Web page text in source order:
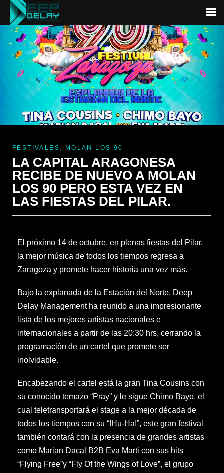
FESTIVALES , MOLAN LOS 90
LA CAPITAL ARAGONESA
RECIBE DE NUEVO A MOLAN
LOS 90 PERO ESTA VEZ EN
LAS FIESTAS DEL PILAR.
El próximo 14 de octubre, en plenas fiestas del Pilar,
la mejor música de todos los tiempos regresa a
Zaragoza y promete hacer historia una vez más.
Bajo la explanada de la Estación del Norte, Deep
Delay Management ha reunido a una impresionante
lista de los mejores artistas nacionales e
internacionales a partir de las 20:30 hrs, cerrando la
programación de un cartel que promete ser
inolvidable.
Encabezando el cartel está la gran Tina Cousins con
su conocido temazo “Pray” y le sigue Chimo Bayo, el
cual teletransportará el stage a la mejor década de
todos los tiempos con su “!Hu-Ha!”, este gran festival
también contará con la presencia de grandes artistas
como Marian Dacal B2B Eva Marti con sus hits
“Flying Free”y “Fly Of the Wings of Love”, el grupo